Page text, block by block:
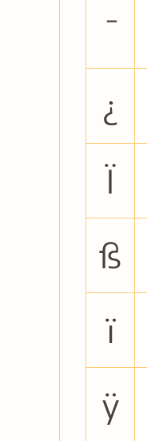
¯
¿
Ï
ß
ï
ÿ